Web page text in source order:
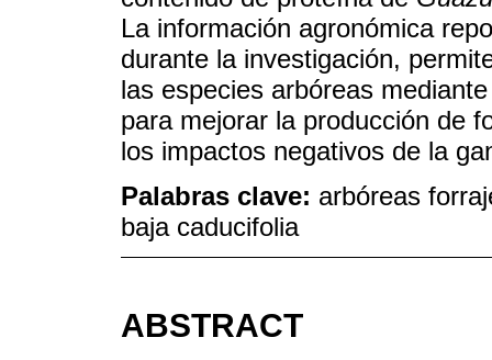
La información agronómica
durante la investigación,
las especies arbóreas
para mejorar la producción de
los impactos negativos de la
Palabras clave: arbóreas
baja caducifolia
ABSTRACT